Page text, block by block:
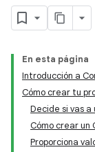
En esta página
Introducción a
Cómo crear tu
Decide si vas a
Cómo crear un
Proporciona